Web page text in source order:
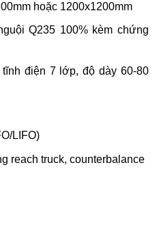
hoặc 1200x1200mm
Q235 100% kèm chứng
điện 7 lớp, độ dày 60-80
LIFO)
reach truck, counterbalance